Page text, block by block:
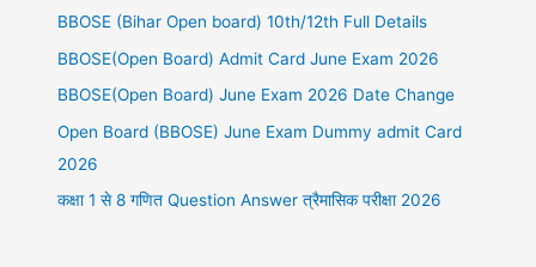
BBOSE (Bihar Open board) 10th/12th Full Details
BBOSE(Open Board) Admit Card June Exam 2026
BBOSE(Open Board) June Exam 2026 Date Change
Open Board (BBOSE) June Exam Dummy admit Card
2026
कक्षा 1 से 8 गणित Question Answer त्रैमासिक परीक्षा 2026